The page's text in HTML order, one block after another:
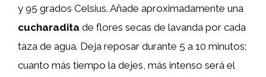
y 95 grados Celsius. Añade aproximadamente una
cucharadita de flores secas de lavanda por cada
taza de agua. Deja reposar durante 5 a 10 minutos;
cuanto más tiempo la dejes, más intenso será el